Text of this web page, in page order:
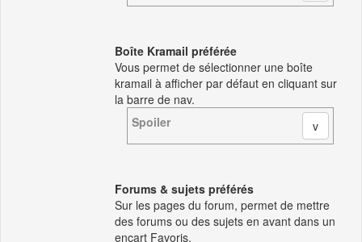
Boîte Kramail préférée
Vous permet de sélectionner une boîte
kramail à afficher par défaut en cliquant sur
la barre de nav.
Spoiler
Forums & sujets préférés
Sur les pages du forum, permet de mettre
des forums ou des sujets en avant dans un
encart Favoris.